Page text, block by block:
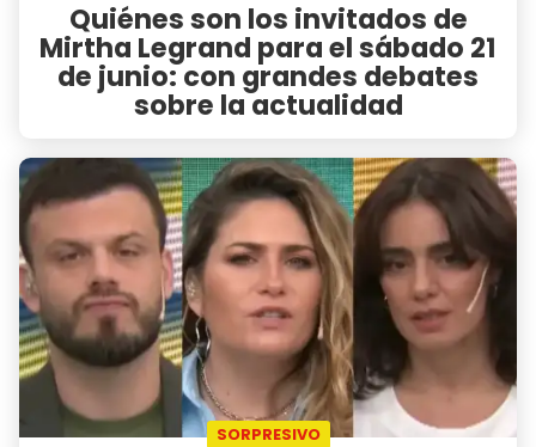
Quiénes son los invitados de
Mirtha Legrand para el sábado 21
de junio: con grandes debates
sobre la actualidad
SORPRESIVO